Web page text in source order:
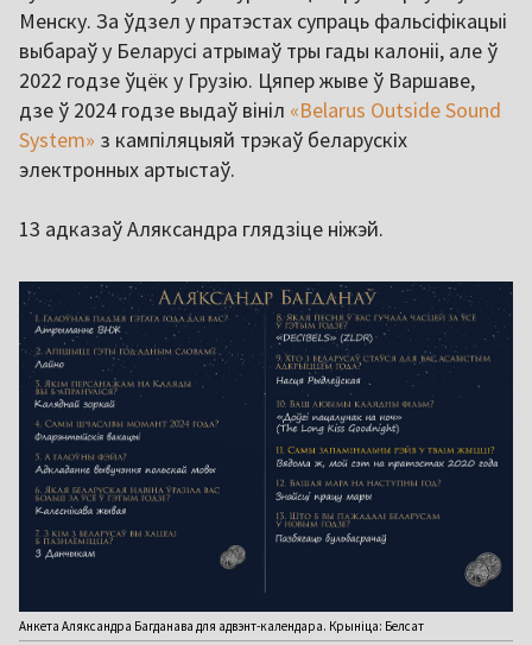
Менску. За ўдзел у пратэстах супраць фальсіфікацыі
выбараў у Беларусі атрымаў тры гады калоніі, але ў
2022 годзе ўцёк у Грузію. Цяпер жыве ў Варшаве,
дзе ў 2024 годзе выдаў вініл «Belarus Outside Sound
System» з кампіляцыяй трэкаў беларускіх
электронных артыстаў.
13 адказаў Аляксандра глядзіце ніжэй.
Анкета Аляксандра Багданава для адвэнт-календара. Крыніца: Белсат